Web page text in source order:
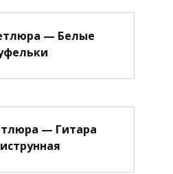
— Белые
— Гитара